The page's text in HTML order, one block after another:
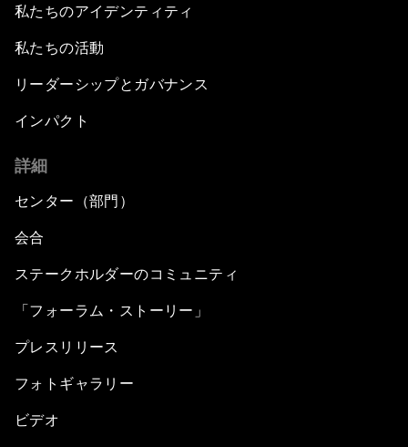
私たちのアイデンティティ
私たちの活動
リーダーシップとガバナンス
インパクト
詳細
センター（部門）
会合
ステークホルダーのコミュニティ
「フォーラム・ストーリー」
プレスリリース
フォトギャラリー
ビデオ